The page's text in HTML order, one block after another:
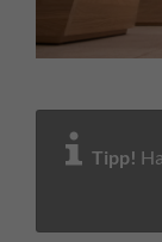
Tipp!